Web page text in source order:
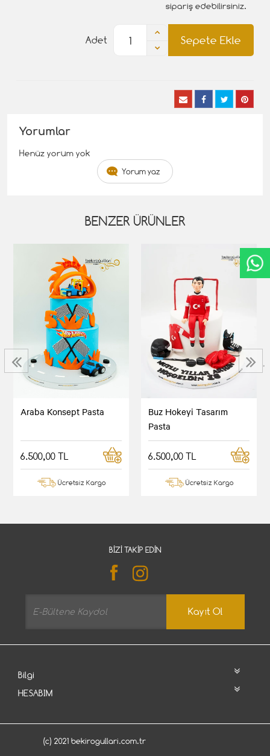
sipariş edebilirsiniz.
Sepete Ekle
Adet
Yorumlar
Henüz yorum yok
Yorum yaz
BENZER ÜRÜNLER
Araba Konsept Pasta
6.500,00 TL
Ücretsiz Kargo
Buz Hokeyi Tasarım
Pasta
6.500,00 TL
Ücretsiz Kargo
‹ ›
BIZI TAKIP EDIN
Kayıt Ol
Bilgi
HESABIM
(c) 2021 bekirogullari.com.tr